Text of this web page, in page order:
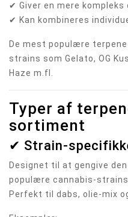
✔ Giver en mere kompleks
✔ Kan kombineres
De mest populære
strains som Gelato, OG
Haze m.fl.
Typer af
sortiment
✔ Strain-
Designet til at gengive
populære cannabis-
Perfekt til dabs, olie-mix